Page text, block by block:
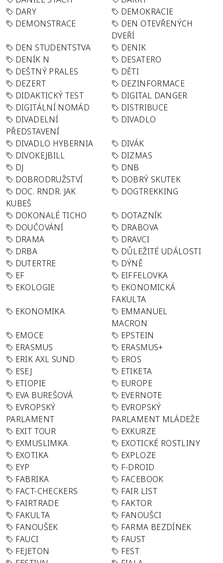
DARY
DEMOKRACIE
DEMONSTRACE
DEN OTEVŘENÝCH
DVEŘÍ
DEN STUDENTSTVA
DENIK
DENÍK N
DESATERO
DEŠTNÝ PRALES
DĚTI
DEZERT
DEZINFORMACE
DIDAKTICKÝ TEST
DIGITAL DANGER
DIGITÁLNÍ NOMÁD
DISTRIBUCE
DIVADELNÍ
PŘEDSTAVENÍ
DIVADLO
DIVADLO HYBERNIA
DIVÁK
DIVOKEJBILL
DIZMAS
DJ
DNB
DOBRODRUŽSTVÍ
DOBRÝ SKUTEK
DOC. RNDR. JAK
KUBEŠ
DOGTREKKING
DOKONALÉ TICHO
DOTAZNÍK
DOUČOVÁNÍ
DRABOVA
DRAMA
DRAVCI
DRBA
DŮLEŽITÉ UDÁLOSTI
DUTERTRE
DÝNĚ
EF
EIFFELOVKA
EKOLOGIE
EKONOMICKÁ
FAKULTA
EKONOMIKA
EMMANUEL
MACRON
EMOCE
EPSTEIN
ERASMUS
ERASMUS+
ERIK AXL SUND
EROS
ESEJ
ETIKETA
ETIOPIE
EUROPE
EVA BUREŠOVÁ
EVERNOTE
EVROPSKÝ
PARLAMENT
EVROPSKÝ
PARLAMENT MLÁDEŽE
EXIT TOUR
EXKURZE
EXMUSLIMKA
EXOTICKÉ ROSTLINY
EXOTIKA
EXPLOZE
EYP
F-DROID
FABRIKA
FACEBOOK
FACT-CHECKERS
FAIR LIST
FAIRTRADE
FAKTOR
FAKULTA
FANOUŠCI
FANOUŠEK
FARMA BEZDÍNEK
FAUCI
FAUST
FEJETON
FEST